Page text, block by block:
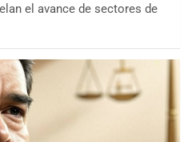
el avance de sectores de